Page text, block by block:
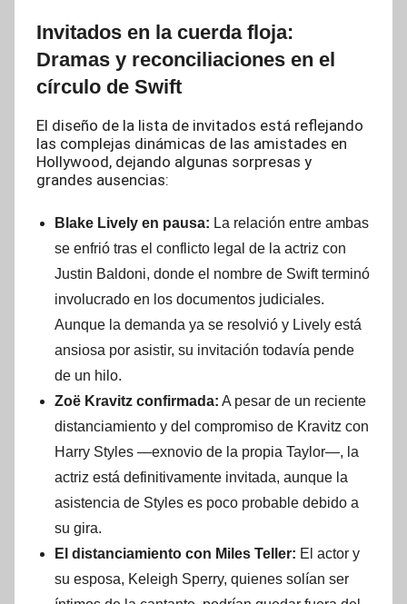
Invitados en la cuerda floja:
Dramas y reconciliaciones en el
círculo de Swift
El diseño de la lista de invitados está reflejando
las complejas dinámicas de las amistades en
Hollywood, dejando algunas sorpresas y
grandes ausencias:
Blake Lively en pausa: La relación entre ambas
se enfrió tras el conflicto legal de la actriz con
Justin Baldoni, donde el nombre de Swift terminó
involucrado en los documentos judiciales.
Aunque la demanda ya se resolvió y Lively está
ansiosa por asistir, su invitación todavía pende
de un hilo.
Zoë Kravitz confirmada: A pesar de un reciente
distanciamiento y del compromiso de Kravitz con
Harry Styles —exnovio de la propia Taylor—, la
actriz está definitivamente invitada, aunque la
asistencia de Styles es poco probable debido a
su gira.
El distanciamiento con Miles Teller: El actor y
su esposa, Keleigh Sperry, quienes solían ser